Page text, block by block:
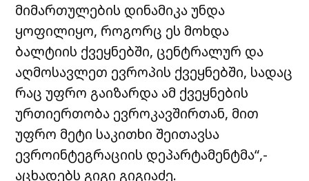
მიმართულების დინამიკა უნდა
ყოფილიყო, როგორც ეს მოხდა
ბალტიის ქვეყნებში, ცენტრალურ და
აღმოსავლეთ ევროპის ქვეყნებში, სადაც
რაც უფრო გაიზარდა ამ ქვეყნების
ურთიერთობა ევროკავშირთან, მით
უფრო მეტი საკითხი შეითავსა
ევროინტეგრაციის დეპარტამენტმა“,-
აცხადებს გიგი გიგიაძე.